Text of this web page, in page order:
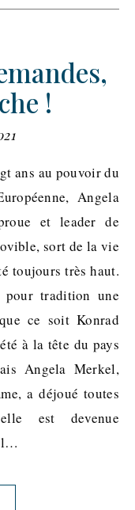
!
Angela
et leader de
sort de la vie
toujours très haut.
pour tradition une
ce soit Konrad
à la tête du pays
Angela Merkel,
a déjoué toutes
est devenue